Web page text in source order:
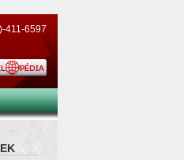
411-6597